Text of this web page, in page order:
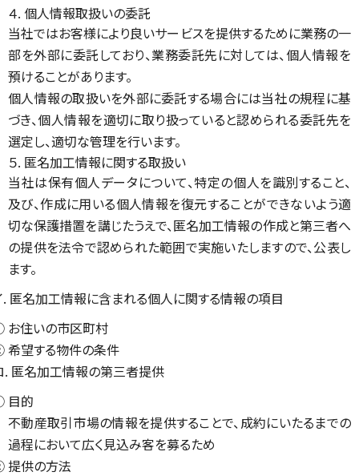
４. 個人情報取扱いの委託
当社ではお客様により良いサービスを提供するために業務の一
部を外部に委託しており、業務委託先に対しては、個人情報を
預けることがあります。
個人情報の取扱いを外部に委託する場合には当社の規程に基
づき、個人情報を適切に取り扱っていると認められる委託先を
選定し、適切な管理を行います。
５. 匿名加工情報に関する取扱い
当社は保有個人データについて、特定の個人を識別すること、
及び、作成に用いる個人情報を復元することができないよう適
切な保護措置を講じたうえで、匿名加工情報の作成と第三者へ
の提供を法令で認められた範囲で実施いたしますので、公表し
ます。
. 匿名加工情報に含まれる個人に関する情報の項目
住いの市区町村
望する物件の条件
. 匿名加工情報の第三者提供
目的
不動産取引市場の情報を提供することで、成約にいたるまでの
過程において広く見込み客を募るため
供の方法